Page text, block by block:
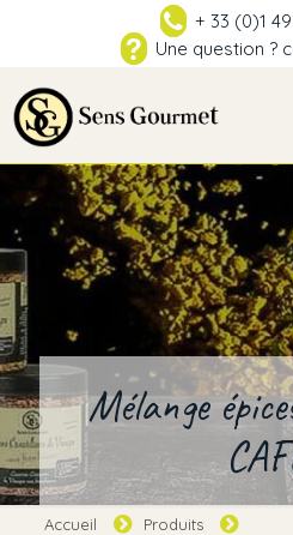
+ 33 (0)1
Une question ?
Mélange
Accueil
Produits